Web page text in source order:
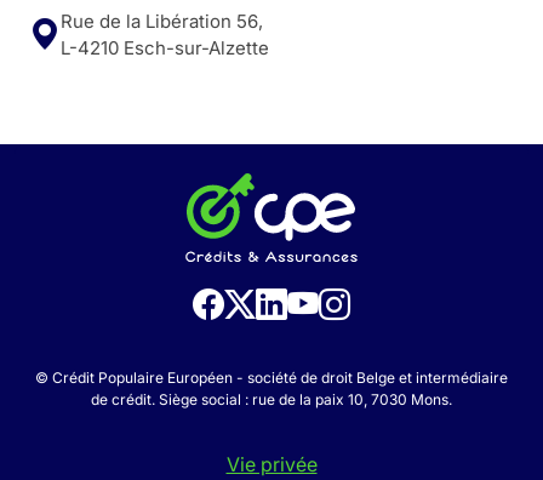
Rue de la Libération 56,
L-4210 Esch-sur-Alzette
© Crédit Populaire Européen - société de droit Belge et intermédiaire
de crédit. Siège social : rue de la paix 10, 7030 Mons.
Vie privée